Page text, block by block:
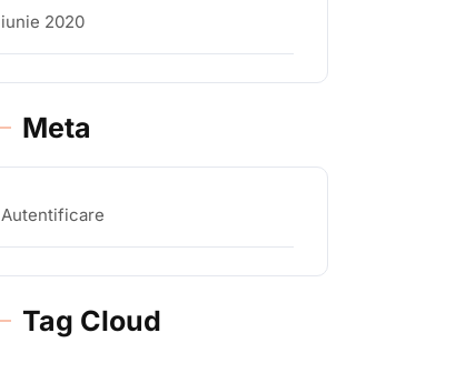
iunie 2020
Meta
Autentificare
Tag Cloud